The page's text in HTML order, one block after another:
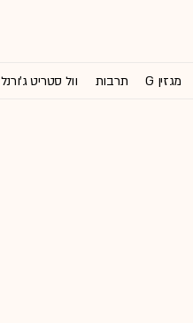
מגזין G תרבות וול סטריט ג'ורנל